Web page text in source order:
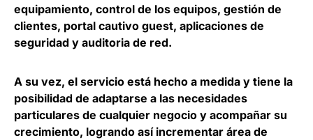
equipamiento, control de los equipos, gestión de
clientes, portal cautivo guest, aplicaciones de
seguridad y auditoria de red.
A su vez, el servicio está hecho a medida y tiene la
posibilidad de adaptarse a las necesidades
particulares de cualquier negocio y acompañar su
crecimiento, logrando así incrementar área de